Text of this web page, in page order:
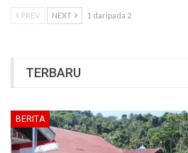
PREV NEXT 1 daripada 2
TERBARU
BERITA